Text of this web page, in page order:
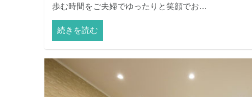
歩む時間をご夫婦でゆったりと笑顔でお…
続きを読む